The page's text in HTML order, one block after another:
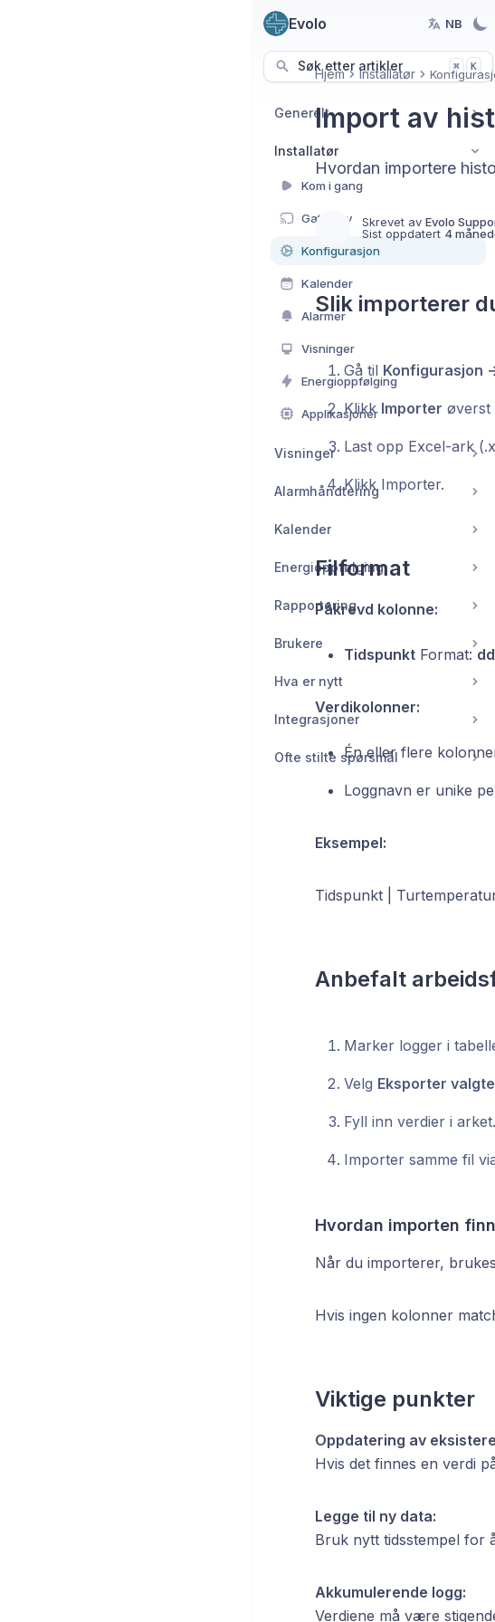
Evolo NB
Søk etter artikler ⌘ K
Generelt
Installatør
Kom i gang
Gateway
Konfigurasjon
Kalender
Alarmer
Visninger
Energioppfølging
Applikasjoner
Visninger
Alarmhåndtering
Kalender
Energioppfølging
Rapportering
Brukere
Hva er nytt
Integrasjoner
Ofte stilte spørsmål
Hjem Installatør
Import av
Hvordan importere
Skrevet av Evolo
Sist oppdatert 4
Slik importerer
Gå til Konfigurasjon
Klikk Importer øverst
Last opp Excel-ark
Klikk Importer.
Filformat
Påkrevd kolonne:
TidspunktFormat:
Verdikolonner:
Én eller flere
Loggnavn er unike
Eksempel:
Tidspunkt |
Anbefalt
Marker logger i
Velg Eksporter valgte
Fyll inn verdier i arket.
Importer samme fil
Hvordan importen
Når du importerer,
Hvis ingen kolonner
Viktige punkter
Oppdatering av
Hvis det finnes en verdi
Legge til ny data:
Bruk nytt tidsstempel for
Akkumulerende logg:
Verdiene må være